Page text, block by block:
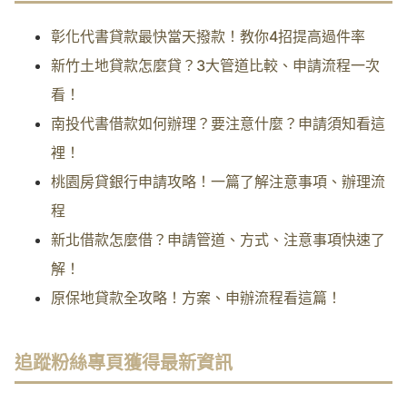
彰化代書貸款最快當天撥款！教你4招提高過件率
新竹土地貸款怎麼貸？3大管道比較、申請流程一次
看！
南投代書借款如何辦理？要注意什麼？申請須知看這
裡！
桃園房貸銀行申請攻略！一篇了解注意事項、辦理流
程
新北借款怎麼借？申請管道、方式、注意事項快速了
解！
原保地貸款全攻略！方案、申辦流程看這篇！
追蹤粉絲專頁獲得最新資訊